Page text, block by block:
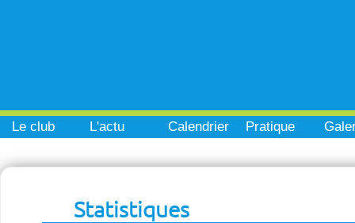
Le club L'actu Calendrier Pratique
Statistiques